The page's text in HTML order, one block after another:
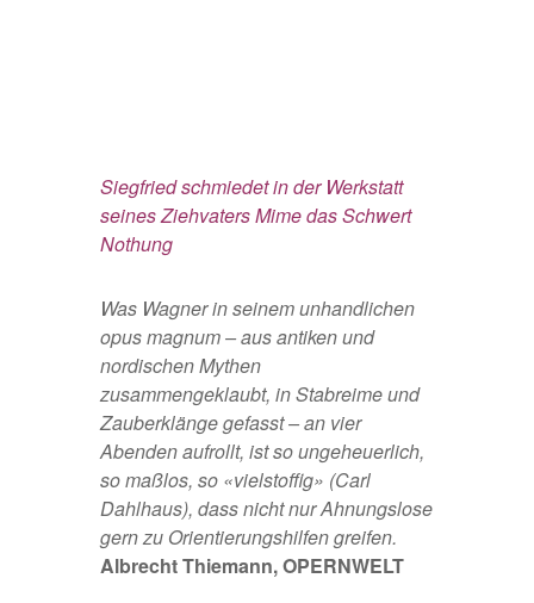
Siegfried schmiedet in der Werkstatt
seines Ziehvaters Mime das Schwert
Nothung
Was Wagner in seinem unhandlichen
opus magnum – aus antiken und
nordischen Mythen
zusammengeklaubt, in Stabreime und
Zauberklänge gefasst – an vier
Abenden aufrollt, ist so ungeheuerlich,
so maßlos, so «vielstoffig» (Carl
Dahlhaus), dass nicht nur Ahnungslose
gern zu Orientierungshilfen greifen.
Albrecht Thiemann, OPERNWELT